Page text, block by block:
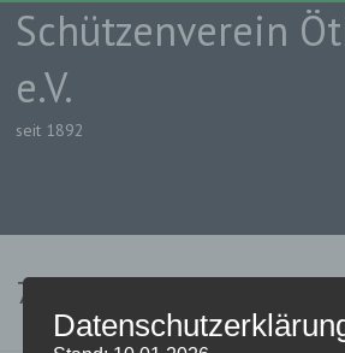
SkipSchützenverein
e.V.
seit 1892
7. 30M1 Carbine Cup